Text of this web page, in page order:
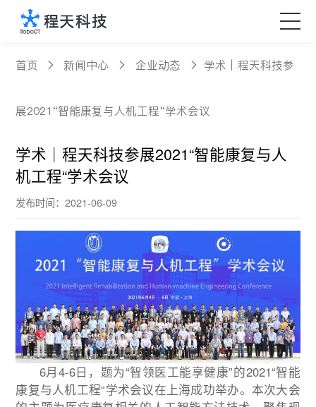
核心产品
科技创新
定制服务
关于程天
Language
首页 新闻中心 企业动态 学术｜程天科技参
展2021“智能康复与人机工程“学术会议
学术｜程天科技参展2021“智能康复与人
机工程“学术会议
发布时间：2021-06-09
6月4-6日，题为“智领医工能享健康”的2021“智能
康复与人机工程“学术会议在上海成功举办。本次大会